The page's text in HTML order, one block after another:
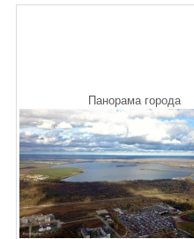
Панорама города